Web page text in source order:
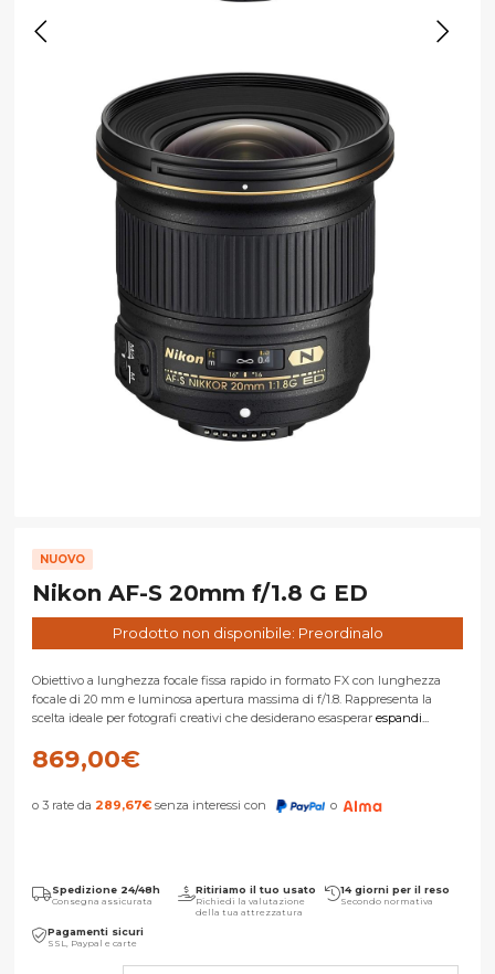
NUOVO
Nikon AF-S 20mm f/1.8 G ED
Prodotto non disponibile: Preordinalo
Obiettivo a lunghezza focale fissa rapido in formato FX con lunghezza
focale di 20 mm e luminosa apertura massima di f/1.8. Rappresenta la
scelta ideale per fotografi creativi che desiderano esasperar espandi...
869,00€
o 3 rate da 289,67€ senza interessi con o
Spedizione 24/48h
Consegna assicurata
Ritiriamo il tuo usato
Richiedi la valutazione
della tua attrezzatura
14 giorni per il reso
Secondo normativa
Pagamenti sicuri
SSL, Paypal e carte